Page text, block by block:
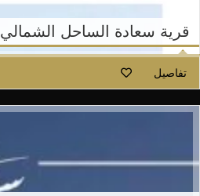
قرية سعادة الساحل الشمالي Saada North Coast
تفاصيل